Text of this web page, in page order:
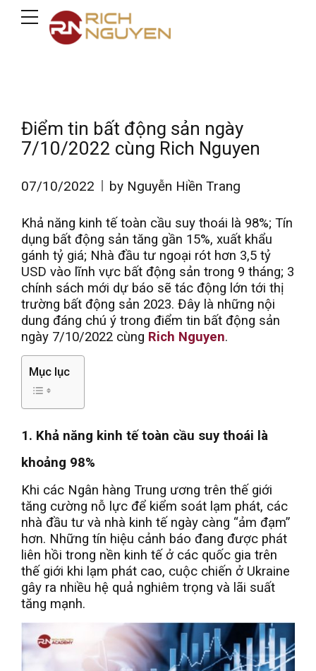
Điểm tin bất động sản ngày
7/10/2022 cùng Rich Nguyen
07/10/2022 by Nguyễn Hiền Trang
Khả năng kinh tế toàn cầu suy thoái là 98%; Tín
dụng bất động sản tăng gần 15%, xuất khẩu
gánh tỷ giá; Nhà đầu tư ngoại rót hơn 3,5 tỷ
USD vào lĩnh vực bất động sản trong 9 tháng; 3
chính sách mới dự báo sẽ tác động lớn tới thị
trường bất động sản 2023. Đây là những nội
dung đáng chú ý trong điểm tin bất động sản
ngày 7/10/2022 cùng Rich Nguyen.
Mục lục
1. Khả năng kinh tế toàn cầu suy thoái là
khoảng 98%
Khi các Ngân hàng Trung ương trên thế giới
tăng cường nỗ lực để kiểm soát lạm phát, các
nhà đầu tư và nhà kinh tế ngày càng “ảm đạm”
hơn. Những tín hiệu cảnh báo đang được phát
liên hồi trong nền kinh tế ở các quốc gia trên
thế giới khi lạm phát cao, cuộc chiến ở Ukraine
gây ra nhiều hệ quả nghiêm trọng và lãi suất
tăng mạnh.